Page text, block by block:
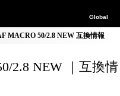
Global
MACRO 50/2.8 NEW 互換情報
2.8 NEW ｜互換情